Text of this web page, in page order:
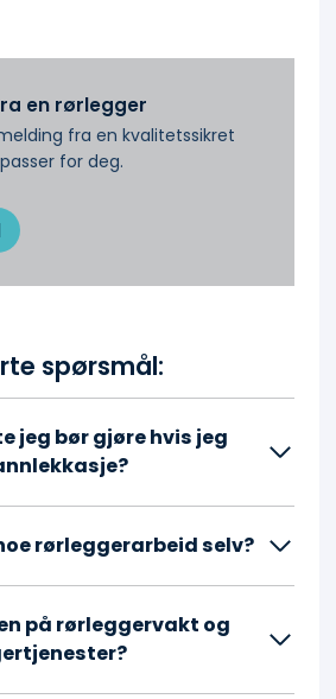
en rørlegger
fra en kvalitetssikret
for deg.
spørsmål:
jeg bør gjøre hvis jeg
rørleggerarbeid selv?
på rørleggervakt og